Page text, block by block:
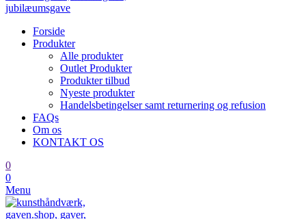
Forside
Produkter
Alle produkter
Outlet Produkter
Produkter tilbud
Nyeste produkter
Handelsbetingelser samt returnering og refusion
FAQs
Om os
KONTAKT OS
0
0
Menu